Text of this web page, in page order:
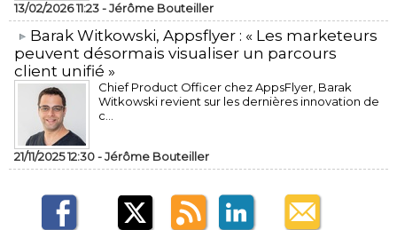
13/02/2026 11:23 -Jérôme Bouteiller
​Barak Witkowski, Appsflyer : « Les marketeurs
peuvent désormais visualiser un parcours
client unifié »
Chief Product Officer chez AppsFlyer, ​Barak
Witkowski revient sur les dernières innovation de
c...
21/11/2025 12:30 -Jérôme Bouteiller